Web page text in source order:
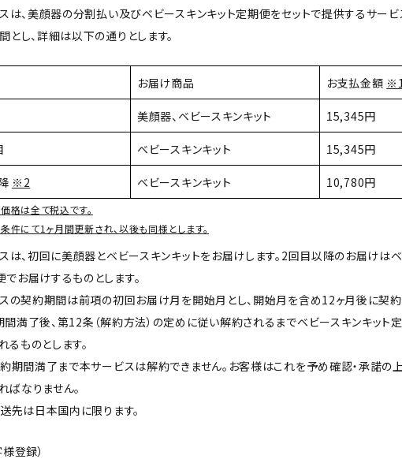
は、美顔器の分割払い及びベビースキンキット定期便をセットで提供するサービ
とし、詳細は以下の通りとします。
お届け商品 お支払金額
美顔器、ベビースキンキット 15,345円
ベビースキンキット 15,345円
※2 ベビースキンキット 10,780円
格は全て税込です。
にて1ヶ月間更新され、以後も同様とします。
は、初回に美顔器とベビースキンキットをお届けします。2回目以降のお届けは
お届けするものとします。
の契約期間は前項の初回お届け月を開始月とし、開始月を含め12ヶ月後に契約
間満了後、第12条（解約方法）の定めに従い解約されるまでベビースキンキット
るものとします。
期間満了まで本サービスは解約できません。お客様はこれを予め確認・承諾の
ばなりません。
先は日本国内に限ります。
登録）